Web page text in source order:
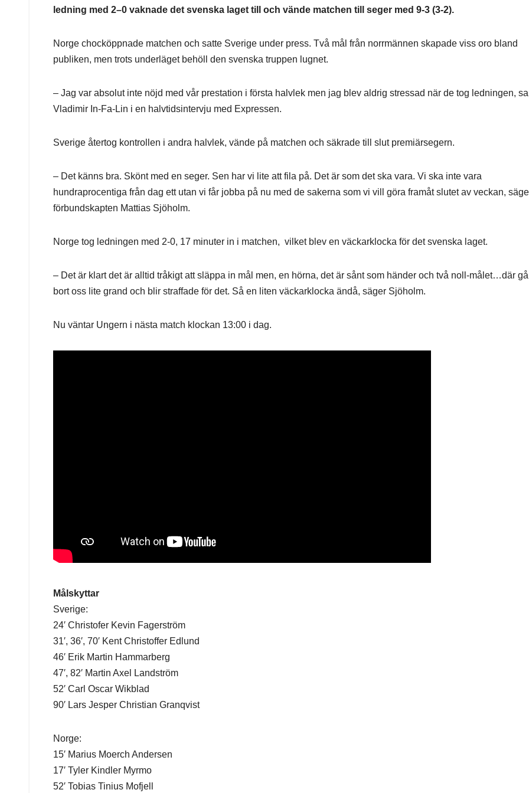
ledning med 2–0 vaknade det svenska laget till och vände matchen till seger med 9-3 (3-2).
Norge chocköppnade matchen och satte Sverige under press. Två mål från norrmännen skapade viss oro bland
publiken, men trots underläget behöll den svenska truppen lugnet.
– Jag var absolut inte nöjd med vår prestation i första halvlek men jag blev aldrig stressad när de tog ledningen, sa
Vladimir In-Fa-Lin i en halvtidsintervju med Expressen.
Sverige återtog kontrollen i andra halvlek, vände på matchen och säkrade till slut premiärsegern.
– Det känns bra. Skönt med en seger. Sen har vi lite att fila på. Det är som det ska vara. Vi ska inte vara
hundraprocentiga från dag ett utan vi får jobba på nu med de sakerna som vi vill göra framåt slutet av veckan,
förbundskapten Mattias Sjöholm.
Norge tog ledningen med 2-0, 17 minuter in i matchen, vilket blev en väckarklocka för det svenska laget.
– Det är klart det är alltid tråkigt att släppa in mål men, en hörna, det är sånt som händer och två noll-målet…där
bort oss lite grand och blir straffade för det. Så en liten väckarklocka ändå, säger Sjöholm.
Nu väntar Ungern i nästa match klockan 13:00 i dag.
Målskyttar
Sverige:
24′ Christofer Kevin Fagerström
31′, 36′, 70′ Kent Christoffer Edlund
46′ Erik Martin Hammarberg
47′, 82′ Martin Axel Landström
52′ Carl Oscar Wikblad
90′ Lars Jesper Christian Granqvist
Norge:
15′ Marius Moerch Andersen
17′ Tyler Kindler Myrmo
52′ Tobias Tinius Mofjell